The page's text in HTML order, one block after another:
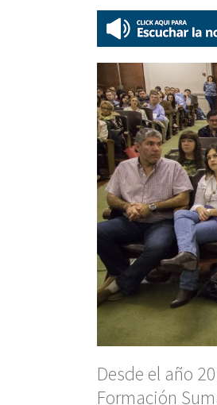
Desde el año
Formación